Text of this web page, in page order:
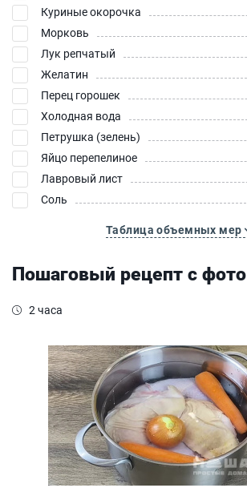
Куриные окорочка
Морковь
Лук репчатый
Желатин
Перец горошек
Холодная вода
Петрушка (зелень)
Яйцо перепелиное
Лавровый лист
Соль
Таблица объемных мер
Пошаговый рецепт с фото
2 часа